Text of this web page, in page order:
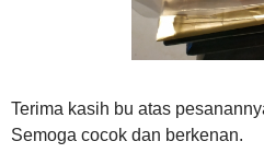
Terima kasih bu atas
Semoga cocok dan berkenan.